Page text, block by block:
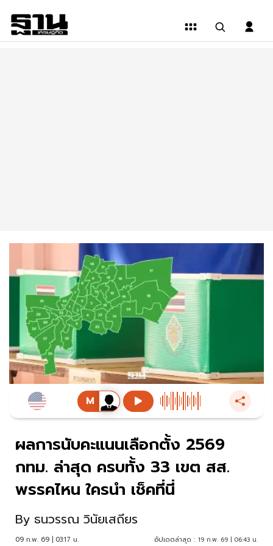
ผลการนับคะแนนเลือกตั้ง 2569
กทม. ล่าสุด ครบทั้ง 33 เขต สส.
พรรคไหน ใครนำ เช็คที่นี่
By ธนวรรณ วินัยเสถียร
09 ก.พ. 69 | 03:17 น. อัปเดตล่าสุด : 19 ก.พ. 69 | 06:43 น.